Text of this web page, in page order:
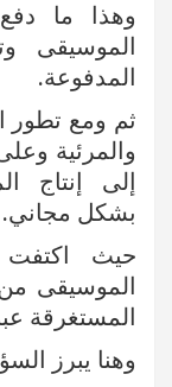
وهذا ما
الموسيقى
المدفوعة.
ثم ومع تطور
والمرئية
إلى إنتاج
بشكل مجاني.
حيث اكتفت
الموسيقى
المستغرقة
وهنا يبرز